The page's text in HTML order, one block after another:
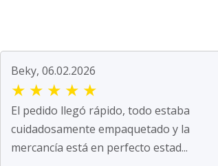
Beky, 06.02.2026
★ ★ ★ ★ ★
El pedido llegó rápido, todo estaba
cuidadosamente empaquetado y la
mercancía está en perfecto estad...